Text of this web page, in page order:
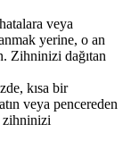
veya
yerine, o an
Zihninizi dağıtan
kısa bir
veya pencereden
zihninizi